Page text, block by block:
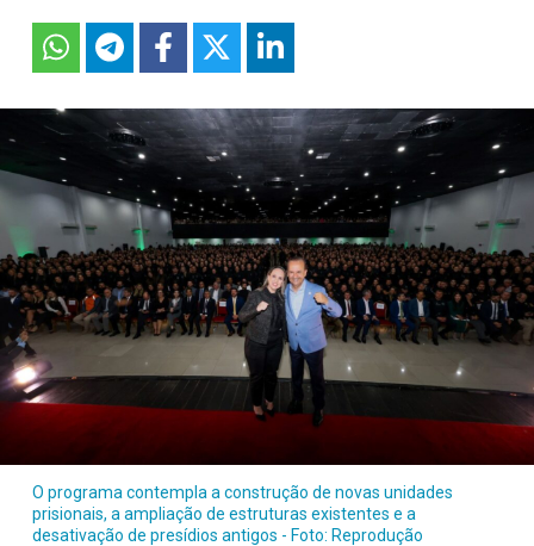
O programa contempla a construção de novas unidades
prisionais, a ampliação de estruturas existentes e a
desativação de presídios antigos - Foto: Reprodução